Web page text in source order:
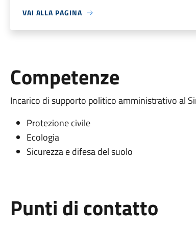
VAI ALLA PAGINA
Competenze
Incarico di supporto politico amministrativo al
Protezione civile
Ecologia
Sicurezza e difesa del suolo
Punti di contatto